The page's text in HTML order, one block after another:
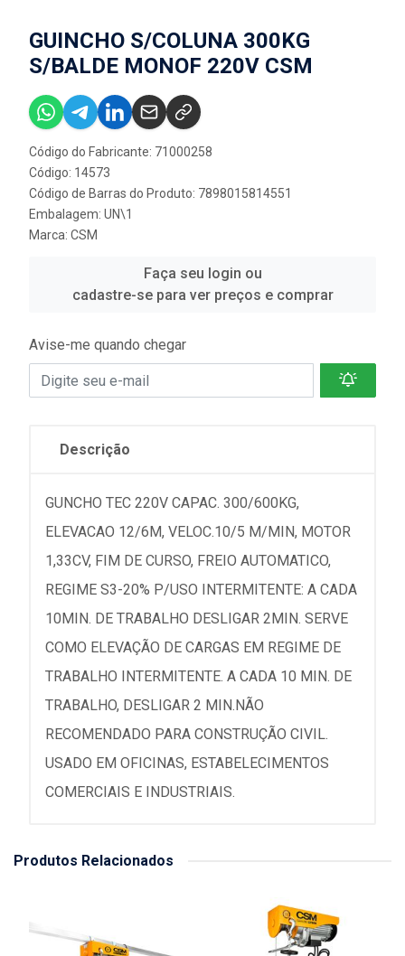
GUINCHO S/COLUNA 300KG
S/BALDE MONOF 220V CSM
Código do Fabricante: 71000258
Código: 14573
Código de Barras do Produto: 7898015814551
Embalagem: UN\1
Marca: CSM
Faça seu login ou
cadastre-se para ver preços e comprar
Avise-me quando chegar
Descrição
GUNCHO TEC 220V CAPAC. 300/600KG,
ELEVACAO 12/6M, VELOC.10/5 M/MIN, MOTOR
1,33CV, FIM DE CURSO, FREIO AUTOMATICO,
REGIME S3-20% P/USO INTERMITENTE: A CADA
10MIN. DE TRABALHO DESLIGAR 2MIN. SERVE
COMO ELEVAÇÃO DE CARGAS EM REGIME DE
TRABALHO INTERMITENTE. A CADA 10 MIN. DE
TRABALHO, DESLIGAR 2 MIN.NÃO
RECOMENDADO PARA CONSTRUÇÃO CIVIL.
USADO EM OFICINAS, ESTABELECIMENTOS
COMERCIAIS E INDUSTRIAIS.
Produtos Relacionados